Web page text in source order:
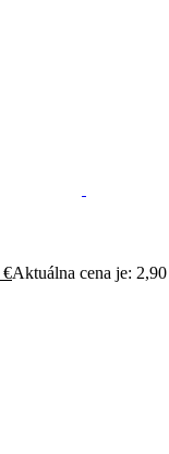
€Aktuálna cena je: